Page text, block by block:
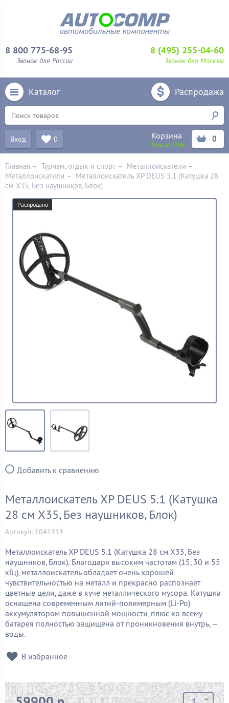
8 800 775-68-95
Звонок для России
8 (495) 255-04-60
Звонок для Москвы
Каталог Распродажа
Вход 0 Корзина
Ваш ID:6046
0
Главная – Туризм, отдых и спорт – Металлоискатели –
Металлоискатели – Металлоискатель XP DEUS 5.1 (Катушка 28
см X35, Без наушников, Блок)
Распродано
Добавить к сравнению
Металлоискатель XP DEUS 5.1 (Катушка
28 см X35, Без наушников, Блок)
Артикул: 1041913
Металлоискатель XP DEUS 5.1 (Катушка 28 см X35, Без
наушников, Блок). Благодаря высоким частотам (15, 30 и 55
кГц), металлоискатель обладает очень хорошей
чувствительностью на металл и прекрасно распознаёт
цветные цели, даже в куче металлического мусора. Катушка
оснащена современным литий-полимерным (Li-Po)
аккумулятором повышенной мощности, плюс ко всему
батарея полностью защищена от проникновения внутрь, —
воды.
В избранное